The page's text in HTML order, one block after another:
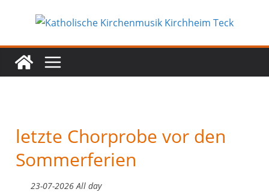
letzte Chorprobe vor den
Sommerferien
23-07-2026 All day